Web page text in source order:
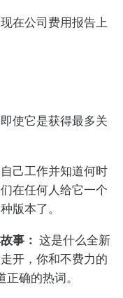
在公司费用报告上
使它是获得最多关
己工作并知道何时
在任何人给它一个
版本了。
事： 这是什么全新
开，你和不费力的
确的热词。